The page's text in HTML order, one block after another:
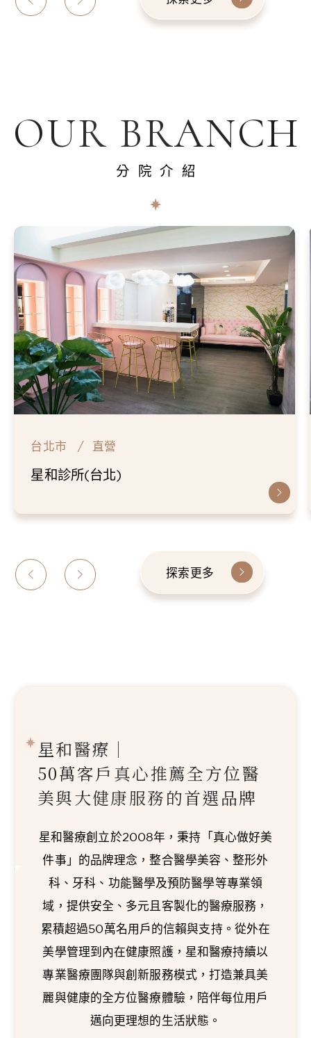
OUR BRANCH
分院介紹
台北市 直營
仁愛星和診所
探索更多
星和醫療｜
50萬客戶真心推薦全方位醫
美與大健康服務的首選品牌
星和醫療創立於2008年，秉持「真心做好美
件事」的品牌理念，整合醫學美容、整形外
科、牙科、功能醫學及預防醫學等專業領
域，提供安全、多元且客製化的醫療服務，
累積超過50萬名用戶的信賴與支持。從外在
美學管理到內在健康照護，星和醫療持續以
專業醫療團隊與創新服務模式，打造兼具美
麗與健康的全方位醫療體驗，陪伴每位用戶
邁向更理想的生活狀態。